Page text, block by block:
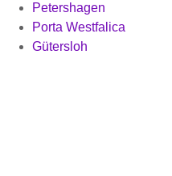
Petershagen
Porta Westfalica
Gütersloh